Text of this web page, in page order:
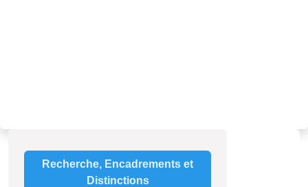
Recherche, Encadrements et
Distinctions